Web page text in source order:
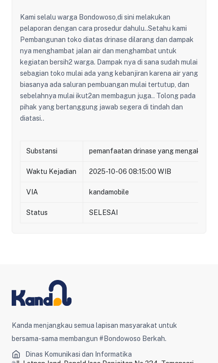
Kami selalu warga Bondowoso,di sini melakukan
pelaporan dengan cara prosedur dahulu..Setahu kami
Pembangunan toko diatas drinase dilarang dan dampak
nya menghambat jalan air dan menghambat untuk
kegiatan bersih2 warga. Dampak nya di sana sudah mulai
sebagian toko mulai ada yang kebanjiran karena air yang
biasanya ada saluran pembuangan mulai tertutup, dan
sebelahnya mulai ikut2an membagun juga.. Tolong pada
pihak yang bertanggung jawab segera di tindah dan
diatasi..
Substansi pemanfaatan drinase yang
Waktu Kejadian 2025-10-06 08:15:00 WIB
VIA kandamobile
Status SELESAI
Kanda menjangkau semua lapisan masyarakat untuk
bersama-sama membangun #Bondowoso Berkah.
Dinas Komunikasi dan Informatika